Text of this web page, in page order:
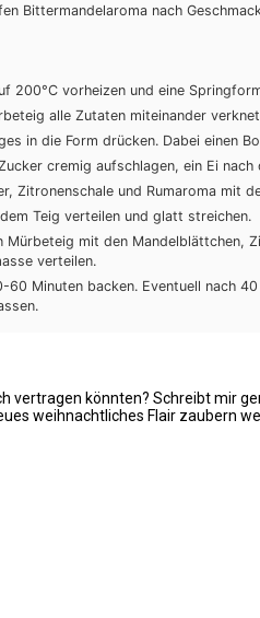
Bittermandelaroma nach Geschmack
200°C vorheizen und eine
alle Zutaten miteinander
in die Form drücken. Dabei einen
cremig aufschlagen, ein Ei nach
Zitronenschale und Rumaroma mit
Teig verteilen und glatt streichen.
Mürbeteig mit den Mandelblättchen,
verteilen.
60 Minuten backen. Eventuell nach
vertragen könnten? Schreibt mir
weihnachtliches Flair zaubern